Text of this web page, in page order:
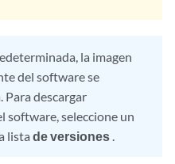
la imagen
del software se
Para descargar
software, seleccione un
listade versiones .